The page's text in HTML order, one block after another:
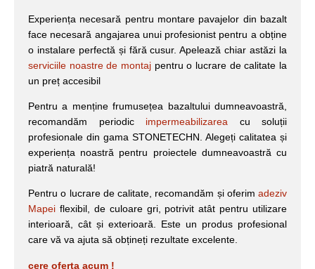
Experiența necesară pentru montare pavajelor din bazalt
face necesară angajarea unui profesionist pentru a obține
o instalare perfectă și fără cusur. Apelează chiar astăzi la
serviciile noastre de montaj pentru o lucrare de calitate la
un preț accesibil
Pentru a menține frumusețea bazaltului dumneavoastră,
recomandăm periodic impermeabilizarea cu soluții
profesionale din gama STONETECHN. Alegeți calitatea și
experiența noastră pentru proiectele dumneavoastră cu
piatră naturală!
Pentru o lucrare de calitate, recomandăm și oferim adeziv
Mapei flexibil, de culoare gri, potrivit atât pentru utilizare
interioară, cât și exterioară. Este un produs profesional
care vă va ajuta să obțineți rezultate excelente.
cere oferta acum !